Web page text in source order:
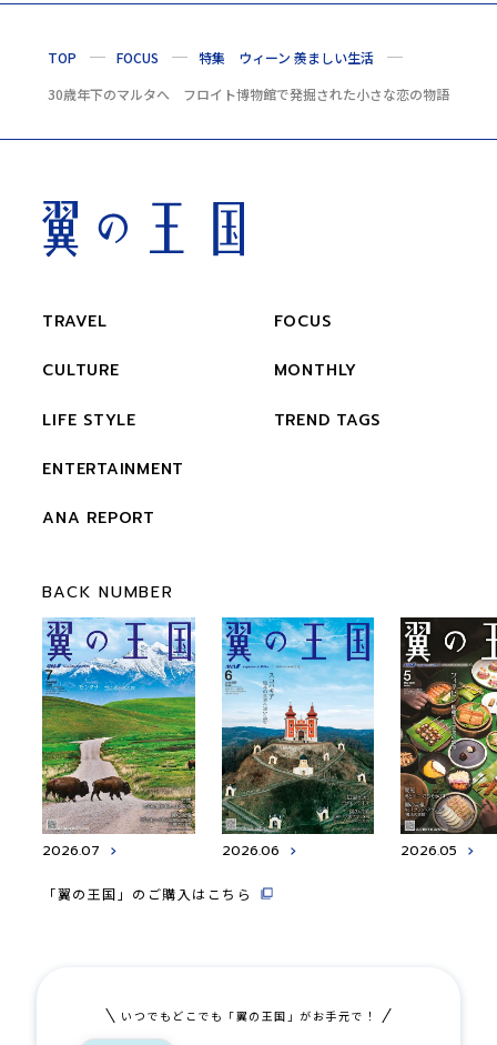
TOP FOCUS
特集 ウィーン 羨ましい生活
30歳年下のマルタへ フロイト博物館で発掘された小さな恋の物語
TRAVEL
CULTURE
LIFE STYLE
ENTERTAINMENT
ANA REPORT
FOCUS
MONTHLY
TREND TAGS
BACK NUMBER
2026.07 2026.06 2026.05
「翼の王国」のご購入はこちら
いつでもどこでも「翼の王国」がお手元で！